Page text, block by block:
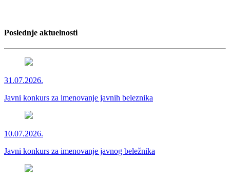
Poslednje aktuelnosti
31.07.2026.
Javni konkurs za imenovanje javnih beleznika
10.07.2026.
Javni konkurs za imenovanje javnog beležnika